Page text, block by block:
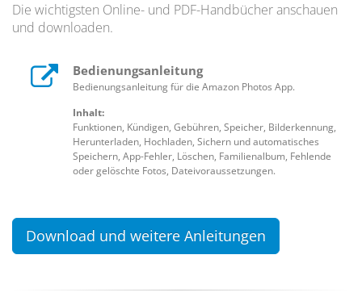
Die wichtigsten Online- und PDF-Handbücher anschauen
und downloaden.
Bedienungsanleitung
Bedienungsanleitung für die Amazon Photos App.
Inhalt:
Funktionen, Kündigen, Gebühren, Speicher, Bilderkennung,
Herunterladen, Hochladen, Sichern und automatisches
Speichern, App-Fehler, Löschen, Familienalbum, Fehlende
oder gelöschte Fotos, Dateivoraussetzungen.
Download und weitere Anleitungen